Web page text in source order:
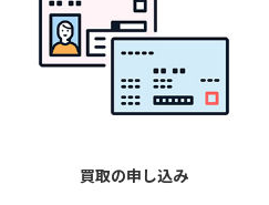
買取の申し込み